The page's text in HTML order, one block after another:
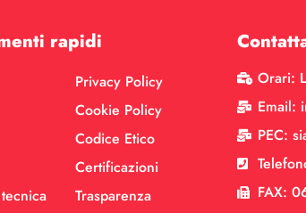
rapidi
Privacy Policy
Cookie Policy
Codice Etico
Certificazioni
Trasparenza
Orari:
Email:
PEC:
FAX: